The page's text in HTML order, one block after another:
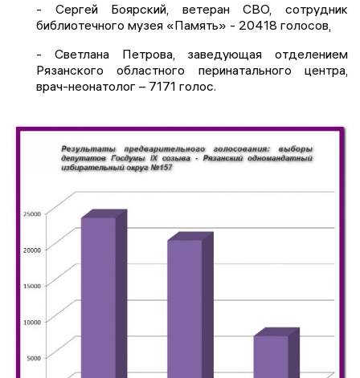
- Сергей Боярский, ветеран СВО, сотрудник
библиотечного музея «Память» - 20418 голосов,
- Светлана Петрова, заведующая отделением
Рязанского областного перинатального центра,
врач-неонатолог – 7171 голос.